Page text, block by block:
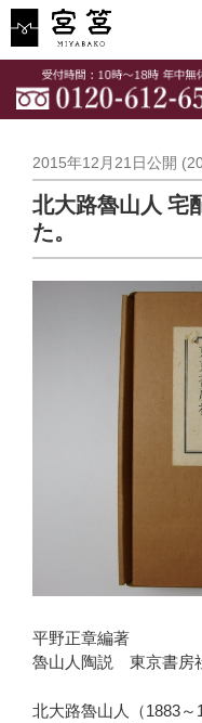
2015年12月21日公開 (
北大路魯山人 宅
た。
平野正章編著
魯山人陶説 東京書房
北大路魯山人（1883～